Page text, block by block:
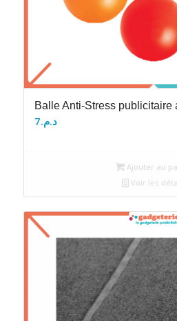
Balle Anti-Stress publicitaire
د.م.7
Ajouter au
Voir les